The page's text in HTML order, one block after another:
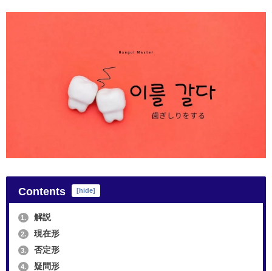
Contents [hide]
1. 解説
2. 現在形
3. 否定形
4. 疑問形